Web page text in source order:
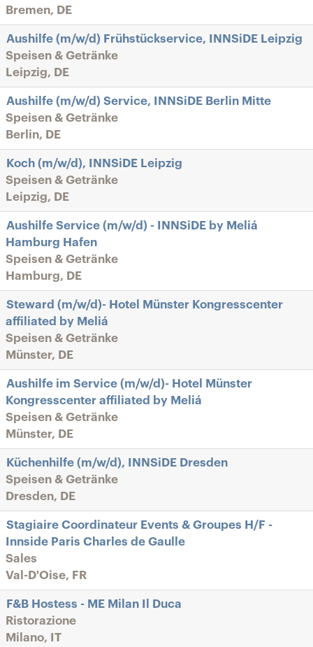
Bremen, DE
Aushilfe (m/w/d) Frühstückservice, INNSiDE Leipzig
Speisen & Getränke
Leipzig, DE
Aushilfe (m/w/d) Service, INNSiDE Berlin Mitte
Speisen & Getränke
Berlin, DE
Koch (m/w/d), INNSiDE Leipzig
Speisen & Getränke
Leipzig, DE
Aushilfe Service (m/w/d) - INNSiDE by Meliá
Hamburg Hafen
Speisen & Getränke
Hamburg, DE
Steward (m/w/d)- Hotel Münster Kongresscenter
affiliated by Meliá
Speisen & Getränke
Münster, DE
Aushilfe im Service (m/w/d)- Hotel Münster
Kongresscenter affiliated by Meliá
Speisen & Getränke
Münster, DE
Küchenhilfe (m/w/d), INNSiDE Dresden
Speisen & Getränke
Dresden, DE
Stagiaire Coordinateur Events & Groupes H/F -
Innside Paris Charles de Gaulle
Sales
Val-D'Oise, FR
F&B Hostess - ME Milan Il Duca
Ristorazione
Milano, IT